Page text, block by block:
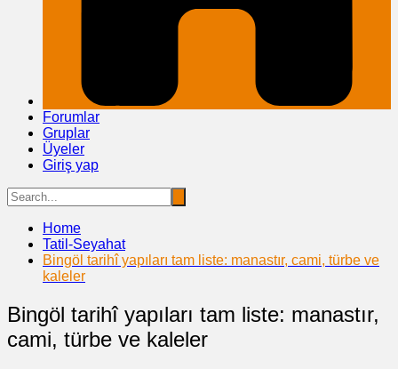
Forumlar
Gruplar
Üyeler
Giriş yap
Home
Tatil-Seyahat
Bingöl tarihî yapıları tam liste: manastır, cami, türbe ve
kaleler
Bingöl tarihî yapıları tam liste: manastır,
cami, türbe ve kaleler